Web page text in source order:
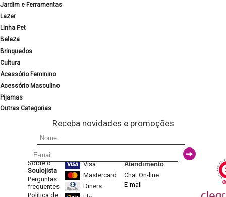
Jardim e Ferramentas
Lazer
Linha Pet
Beleza
Brinquedos
Cultura
Acessório Feminino
Acessório Masculino
Pijamas
Outras Categorias
Receba novidades e promoções
Sobre o
Soulojista
Perguntas
frequentes
Política de
Visa
Mastercard
Diners
Atendimento
Chat On-line
E-mail